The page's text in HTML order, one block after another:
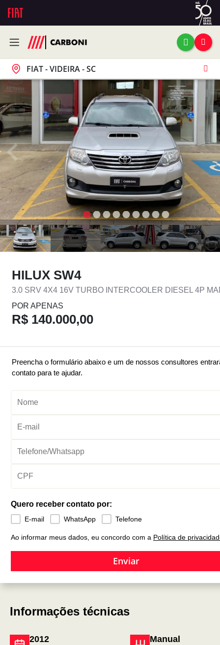
FIAT - VIDEIRA - SC
HILUX SW4
3.0 SRV 4X4 16V TURBO INTERCOOLER DIESEL 4P
POR APENAS
R$ 140.000,00
Preencha o formulário abaixo e um de nossos consultores
contato para te ajudar.
Quero receber contato por:
E-mail WhatsApp Telefone
Ao informar meus dados, eu concordo com a Política de
Enviar
Informações técnicas
2012 Manual